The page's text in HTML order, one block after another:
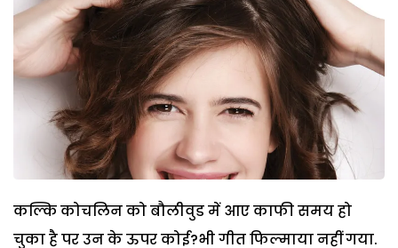
कल्कि कोचलिन को बौलीवुड में आए काफी समय हो
चुका है पर उन के ऊपर कोई?भी गीत फिल्माया नहीं गया.